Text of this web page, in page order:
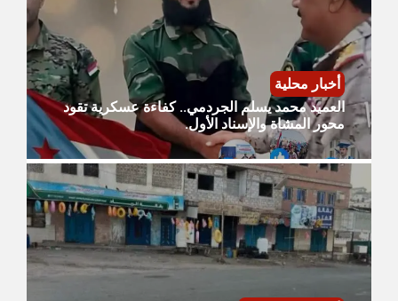
أخبار محلية
العميد محمد يسلم الجردمي.. كفاءة عسكرية تقود
محور المشاة والإسناد الأول.